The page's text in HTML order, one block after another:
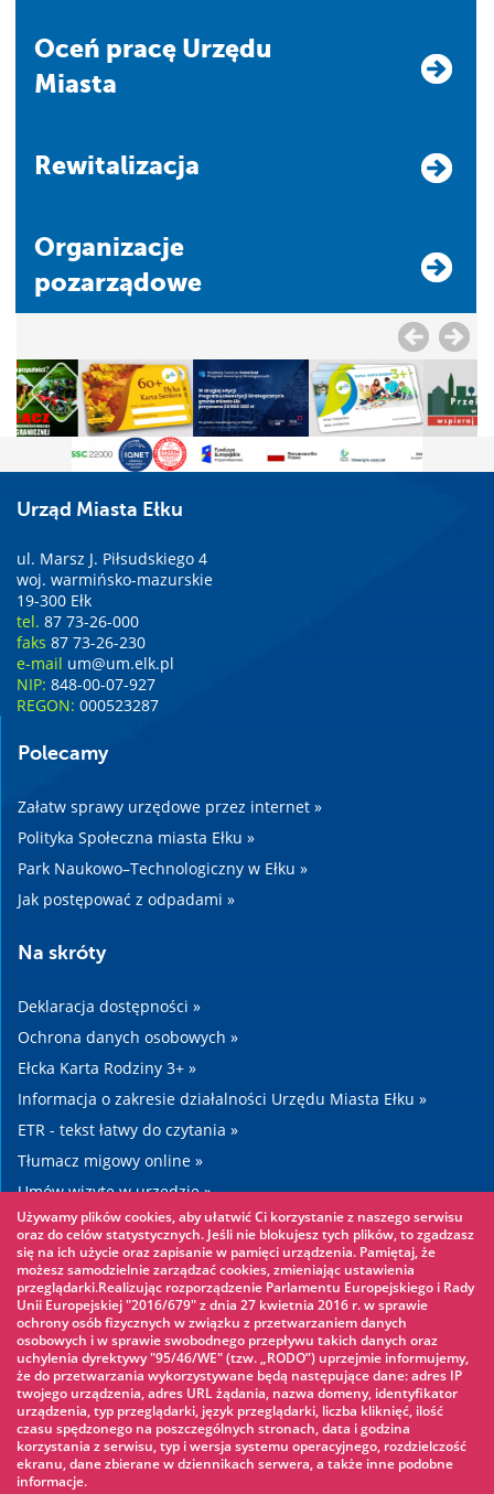
Oceń pracę Urzędu
Miasta
Rewitalizacja
Organizacje
pozarządowe
Urząd Miasta Ełku
ul. Marsz J. Piłsudskiego 4
woj. warmińsko-mazurskie
19-300 Ełk
tel. 87 73-26-000
faks 87 73-26-230
e-mail um@um.elk.pl
NIP: 848-00-07-927
REGON: 000523287
Polecamy
Załatw sprawy urzędowe przez internet »
Polityka Społeczna miasta Ełku »
Park Naukowo–Technologiczny w Ełku »
Jak postępować z odpadami »
Na skróty
Deklaracja dostępności »
Ochrona danych osobowych »
Ełcka Karta Rodziny 3+ »
Informacja o zakresie działalności Urzędu Miasta Ełku »
ETR - tekst łatwy do czytania »
Tłumacz migowy online »
Umów wizytę w urzędzie »
Drogi »
Warto zobaczyć
Park linowy »
Park Wodny »
Lodowisko »
KINOECK »
Muzeum »
Używamy plików cookies, aby ułatwić Ci korzystanie z naszego serwisu
oraz do celów statystycznych. Jeśli nie blokujesz tych plików, to zgadzasz
się na ich użycie oraz zapisanie w pamięci urządzenia. Pamiętaj, że
możesz samodzielnie zarządzać cookies, zmieniając ustawienia
przeglądarki.Realizując rozporządzenie Parlamentu Europejskiego i Rady
Unii Europejskiej "2016/679" z dnia 27 kwietnia 2016 r. w sprawie
ochrony osób fizycznych w związku z przetwarzaniem danych
osobowych i w sprawie swobodnego przepływu takich danych oraz
uchylenia dyrektywy "95/46/WE" (tzw. „RODO”) uprzejmie informujemy,
że do przetwarzania wykorzystywane będą następujące dane: adres IP
twojego urządzenia, adres URL żądania, nazwa domeny, identyfikator
urządzenia, typ przeglądarki, język przeglądarki, liczba kliknięć, ilość
czasu spędzonego na poszczególnych stronach, data i godzina
korzystania z serwisu, typ i wersja systemu operacyjnego, rozdzielczość
ekranu, dane zbierane w dziennikach serwera, a także inne podobne
informacje.